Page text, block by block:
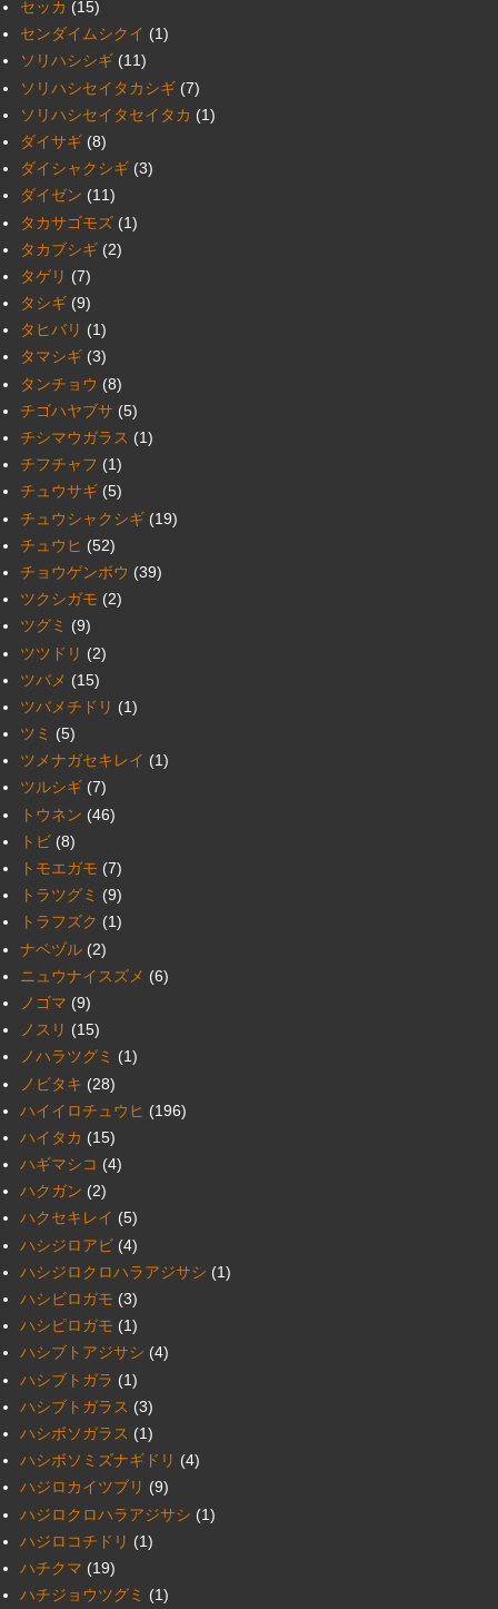
セッカ (15)
センダイムシクイ (1)
ソリハシシギ (11)
ソリハシセイタカシギ (7)
ソリハシセイタセイタカ (1)
ダイサギ (8)
ダイシャクシギ (3)
ダイゼン (11)
タカサゴモズ (1)
タカブシギ (2)
タゲリ (7)
タシギ (9)
タヒバリ (1)
タマシギ (3)
タンチョウ (8)
チゴハヤブサ (5)
チシマウガラス (1)
チフチャフ (1)
チュウサギ (5)
チュウシャクシギ (19)
チュウヒ (52)
チョウゲンボウ (39)
ツクシガモ (2)
ツグミ (9)
ツツドリ (2)
ツバメ (15)
ツバメチドリ (1)
ツミ (5)
ツメナガセキレイ (1)
ツルシギ (7)
トウネン (46)
トビ (8)
トモエガモ (7)
トラツグミ (9)
トラフズク (1)
ナベヅル (2)
ニュウナイスズメ (6)
ノゴマ (9)
ノスリ (15)
ノハラツグミ (1)
ノビタキ (28)
ハイイロチュウヒ (196)
ハイタカ (15)
ハギマシコ (4)
ハクガン (2)
ハクセキレイ (5)
ハシジロアビ (4)
ハシジロクロハラアジサシ (1)
ハシビロガモ (3)
ハシピロガモ (1)
ハシブトアジサシ (4)
ハシブトガラ (1)
ハシブトガラス (3)
ハシボソガラス (1)
ハシボソミズナギドリ (4)
ハジロカイツブリ (9)
ハジロクロハラアジサシ (1)
ハジロコチドリ (1)
ハチクマ (19)
ハチジョウツグミ (1)